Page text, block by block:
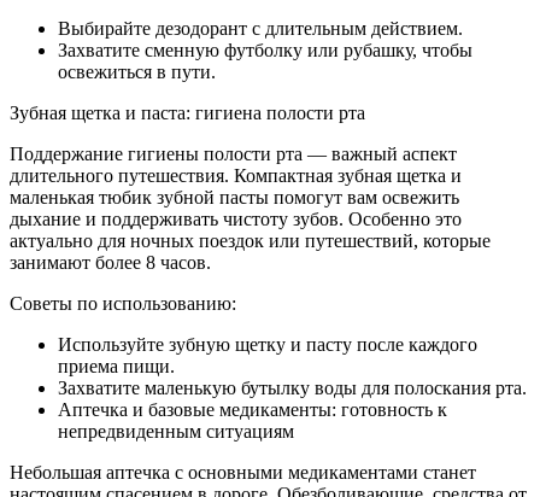
Выбирайте дезодорант с длительным действием.
Захватите сменную футболку или рубашку, чтобы
освежиться в пути.
Зубная щетка и паста: гигиена полости рта
Поддержание гигиены полости рта — важный аспект
длительного путешествия. Компактная зубная щетка и
маленькая тюбик зубной пасты помогут вам освежить
дыхание и поддерживать чистоту зубов. Особенно это
актуально для ночных поездок или путешествий, которые
занимают более 8 часов.
Советы по использованию:
Используйте зубную щетку и пасту после каждого
приема пищи.
Захватите маленькую бутылку воды для полоскания рта.
Аптечка и базовые медикаменты: готовность к
непредвиденным ситуациям
Небольшая аптечка с основными медикаментами станет